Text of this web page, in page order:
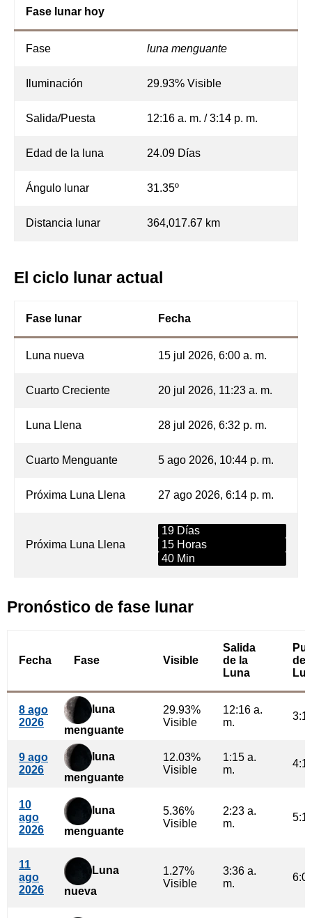
Fase lunar hoy
Fase luna menguante
Iluminación 29.93% Visible
Salida/Puesta 12:16 a. m. / 3:14 p. m.
Edad de la luna 24.09 Días
Ángulo lunar 31.35º
Distancia lunar 364,017.67 km
El ciclo lunar actual
Fase lunar Fecha
Luna nueva 15 jul 2026, 6:00 a. m.
Cuarto Creciente 20 jul 2026, 11:23 a. m.
Luna Llena 28 jul 2026, 6:32 p. m.
Cuarto Menguante 5 ago 2026, 10:44 p. m.
Próxima Luna Llena 27 ago 2026, 6:14 p. m.
Próxima Luna Llena
19 Días
15 Horas
40 Min
Pronóstico de fase lunar
Fecha Fase Visible
Salida
de la
Luna
de
8 ago
2026
luna
menguante
29.93%
Visible
12:16 a.
m.
9 ago
2026
luna
menguante
12.03%
Visible
1:15 a.
m.
10
ago
2026
luna
menguante
5.36%
Visible
2:23 a.
m.
11
ago
2026
Luna
nueva
1.27%
Visible
3:36 a.
m.